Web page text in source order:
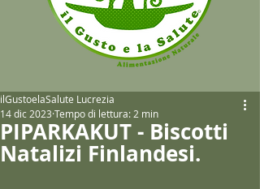
PIPARKAKUT - Biscotti
Natalizi Finlandesi.
ilGustoelaSalute Lucrezia
14 dic 2023 Tempo di lettura: 2 min